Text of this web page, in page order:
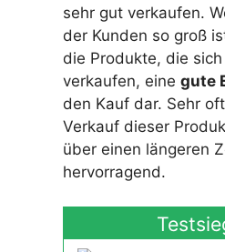
sehr gut verkaufen.
der Kunden so groß
die Produkte, die
verkaufen, eine gute
den Kauf dar. Sehr
Verkauf dieser
über einen längeren
hervorragend.